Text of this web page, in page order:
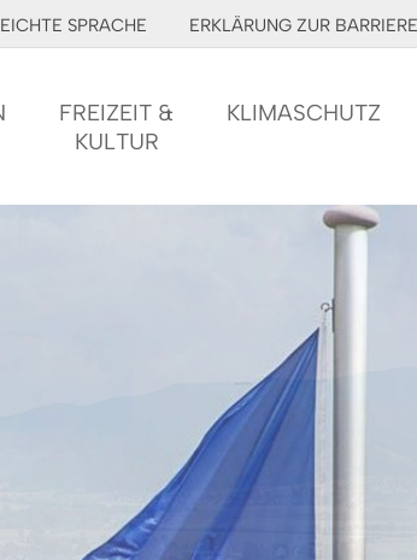
SPRACHE ERKLÄRUNG ZUR
FREIZEIT &
KULTUR
KLIMASCHUTZ